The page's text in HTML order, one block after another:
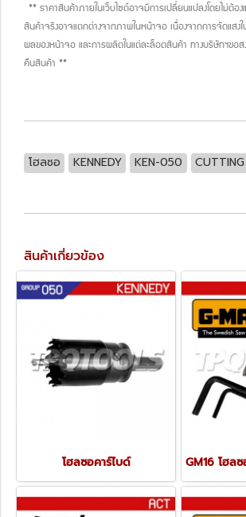
** ราคาสินค้าภายในเว็บไซต์อาจมีการเปลี่ยนแปลงโดยไม่ต้อง
สินค้าจริงอาจแตกต่างจากภาพในหน้าจอ เนื่องจากการจัดแสง
ผลของหน้าจอ และการผลิตในแต่ละล็อตสินค้า ทางบริษัทฯขอ
คืนสินค้า **
โฮลซอ KENNEDY KEN-050
สินค้าเกี่ยวข้อง
โฮลซอคาร์ไบด์